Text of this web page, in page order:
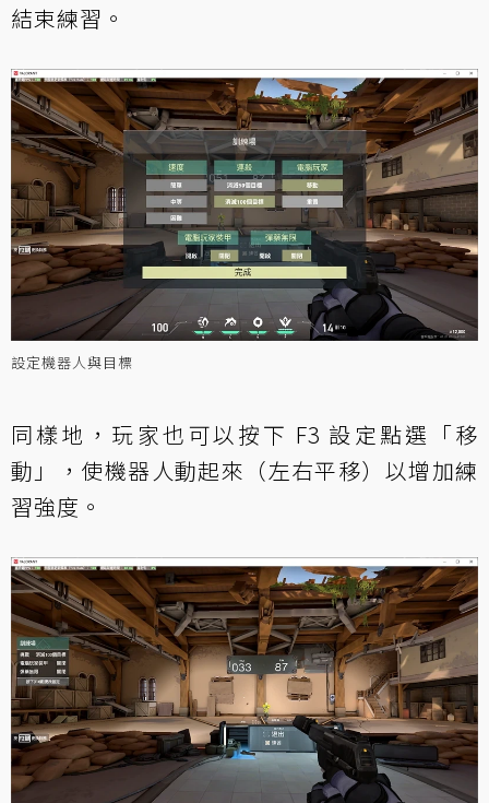
結束練習。
設定機器人與目標
同樣地，玩家也可以按下 F3 設定點選「移
動」，使機器人動起來（左右平移）以增加練
習強度。